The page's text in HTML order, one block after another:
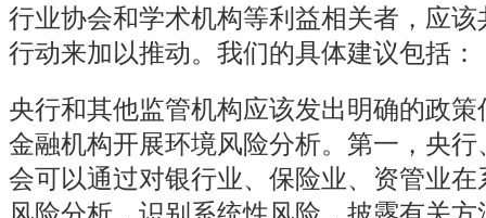
行业协会和学术机构等利益相关者，应
行动来加以推动。我们的具体建议包括：
央行和其他监管机构应该发出明确的政
金融机构开展环境风险分析。第一，央
会可以通过对银行业、保险业、资管业